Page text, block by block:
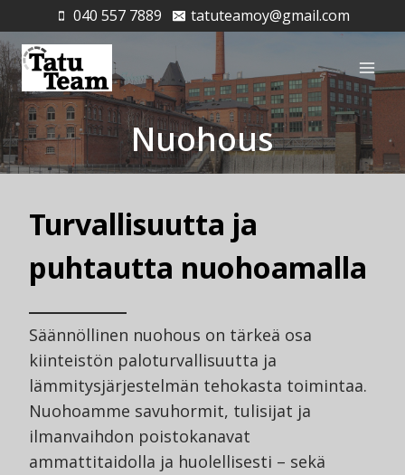
sisältöön
040 557 7889 tatuteamoy@gmail.com
Nuohous
Turvallisuutta ja
puhtautta nuohoamalla
Säännöllinen nuohous on tärkeä osa
kiinteistön paloturvallisuutta ja
lämmitysjärjestelmän tehokasta toimintaa.
Nuohoamme savuhormit, tulisijat ja
ilmanvaihdon poistokanavat
ammattitaidolla ja huolellisesti – sekä